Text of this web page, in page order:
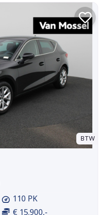
BTW
110 PK
€ 15.900,-